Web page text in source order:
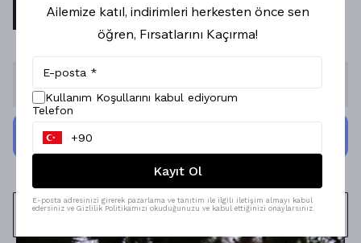
M L
Stoğa Gelince Haber Ver
WHATSAPP
Ailemize katıl, indirimleri herkesten önce sen
öğren, Fırsatlarını Kaçırma!
Kullanım Koşullarını kabul ediyorum
Telefon
Kayıt Ol
E-posta adresinizi girerek pazarlama ve tanıtım ile ilgili iletişim almayı kabul
edersiniz ve Gizlilik Politikamızı okuduğunuzu ve kabul ettiğinizi onaylarsınız.